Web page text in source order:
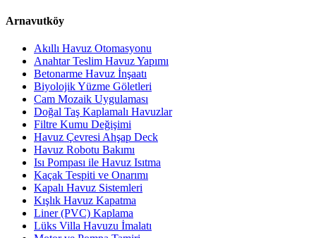
Arnavutköy
Akıllı Havuz Otomasyonu
Anahtar Teslim Havuz Yapımı
Betonarme Havuz İnşaatı
Biyolojik Yüzme Göletleri
Cam Mozaik Uygulaması
Doğal Taş Kaplamalı Havuzlar
Filtre Kumu Değişimi
Havuz Çevresi Ahşap Deck
Havuz Robotu Bakımı
Isı Pompası ile Havuz Isıtma
Kaçak Tespiti ve Onarımı
Kapalı Havuz Sistemleri
Kışlık Havuz Kapatma
Liner (PVC) Kaplama
Lüks Villa Havuzu İmalatı